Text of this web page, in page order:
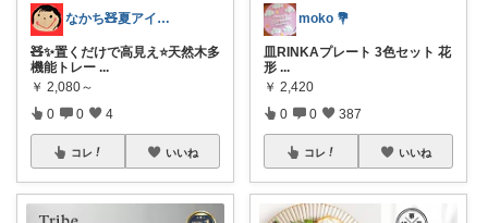
なかち🧸夏アイテム＆便利グッズ✨
🧸✨置くだけで高見え⭐️天然木多
機能トレー ...
￥ 2,080～
0 0 4
コレ いいね
moko 💐
皿RINKAプレート 3色セット 花
形 ...
￥ 2,420
0 0 387
コレ いいね